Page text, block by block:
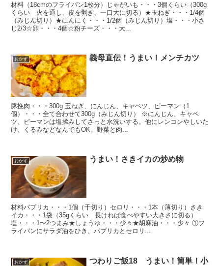
材料（18cmのフライパン1枚分）じゃがいも・・・3個くらい（300g
くらい 火を通し、皮を剥き、一口大に切る）★玉ねぎ・・・1/4個
（みじん切り）★にんにく・・・1/2個（みじん切り）塩・・・小さ
じ2/3☆卵・・・4個☆粉チーズ・・・大...
おかず 義母直伝！うまい！メンチカツ
豚挽肉・・・300g 玉ねぎ、にんじん、キャベツ、ピーマン（1
個）・・・全て合わせて300g（みじん切り） ※にんじん、キャベ
ツ、ピーマンは塩揉みしてさっと水洗いする。他にレンコンやしいた
け、くるみなどなんでもOK。野菜と肉...
おかず うまい！さきイカの炒め物
材料パプリカ・・・1個（千切り）セロリ・・・1本（薄切り）さき
イカ・・・1袋（35gくらい 長ければ食べやすい大きさに切る）
塩・・・1〜2つまみ★しょうゆ・・・少々★胡麻油・・・少々 ①フ
ライパンにサラダ油をひき、パプリカとセロリ...
おかず
つわりご飯18 うまい！簡単！小